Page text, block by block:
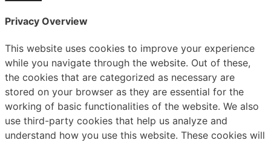
Privacy Overview
This website uses cookies to improve your experience
while you navigate through the website. Out of these,
the cookies that are categorized as necessary are
stored on your browser as they are essential for the
working of basic functionalities of the website. We also
use third-party cookies that help us analyze and
understand how you use this website. These cookies will